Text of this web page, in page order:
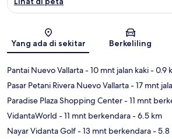
Peta
Yang ada di sekitar Berkeliling
Pantai Nuevo Vallarta- 10 mnt jalan kaki- 0.9
Pasar Petani Rivera Nuevo Vallarta- 17 mnt
Paradise Plaza Shopping Center- 11 mnt
VidantaWorld - 11 mnt berkendara- 6.5 km
Nayar Vidanta Golf- 13 mnt berkendara- 5.8